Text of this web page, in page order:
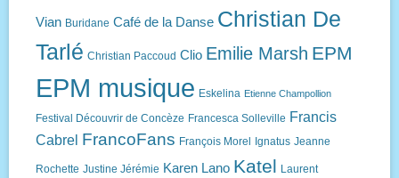
Vian Buridane Café de la Danse Christian De
Tarlé Christian Paccoud Clio Emilie Marsh EPM
EPM musique Eskelina Etienne Champollion
Festival Découvrir de Concèze Francesca Solleville Francis
Cabrel FrancoFans François Morel Ignatus Jeanne
Rochette Justine Jérémie Karen Lano Katel Laurent